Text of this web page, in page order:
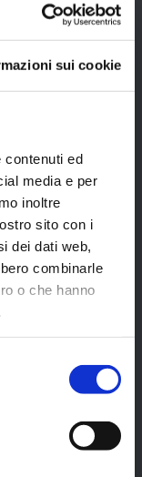
sui cookie
contenuti ed
media e per
inoltre
sito con i
dei dati web,
combinarle
o che hanno
circa 6/7
LE